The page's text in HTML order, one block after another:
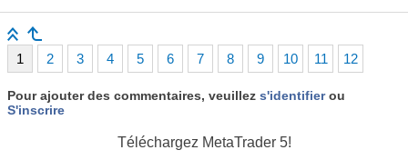
1 2 3 4 5 6 7 8 9 10 11 12
Pour ajouter des commentaires, veuillez s'identifierou
S'inscrire
Téléchargez MetaTrader 5!